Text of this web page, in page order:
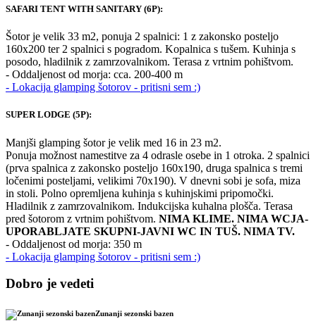
SAFARI TENT WITH SANITARY (6P):
Šotor je velik 33 m2, ponuja 2 spalnici: 1 z zakonsko posteljo
160x200 ter 2 spalnici s pogradom. Kopalnica s tušem. Kuhinja s
posodo, hladilnik z zamrzovalnikom. Terasa z vrtnim pohištvom.
- Oddaljenost od morja: cca. 200-400 m
- Lokacija glamping šotorov - pritisni sem :)
SUPER LODGE (5P):
Manjši glamping šotor je velik med 16 in 23 m2.
Ponuja možnost namestitve za 4 odrasle osebe in 1 otroka. 2 spalnici
(prva spalnica z zakonsko posteljo 160x190, druga spalnica s tremi
ločenimi posteljami, velikimi 70x190). V dnevni sobi je sofa, miza
in stoli. Polno opremljena kuhinja s kuhinjskimi pripomočki.
Hladilnik z zamrzovalnikom. Indukcijska kuhalna plošča. Terasa
pred šotorom z vrtnim pohištvom. NIMA KLIME. NIMA WCJA-
UPORABLJATE SKUPNI-JAVNI WC IN TUŠ. NIMA TV.
- Oddaljenost od morja: 350 m
- Lokacija glamping šotorov - pritisni sem :)
Dobro je vedeti
Zunanji sezonski bazen